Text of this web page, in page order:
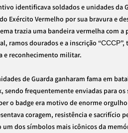
identificava soldados e unidades da
Exército Vermelho por sua bravura e
trazia uma bandeira vermelha com a
ramos dourados e a inscrição
e reconhecimento militar.
de Guarda ganharam fama em
sendo frequentemente enviadas para
o badge era motivo de enorme
coragem, resistência e sacrifício
um dos símbolos mais icônicos da